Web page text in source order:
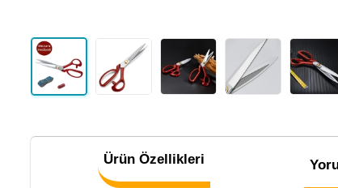
Ürün Özellikleri